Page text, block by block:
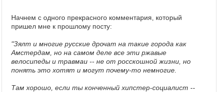
Начнем с одного прекрасного комментария, который
пришел мне к прошлому посту:
"Зялт и многие русские дрочат на такие города как
Амстердам, но на самом деле все эти ржавые
велосипеды и травмаи -- не от росскошной жизни, но
понять это хотят и могут почему-то немногие.
Там хорошо, если ты конченный хипстер-социалист --